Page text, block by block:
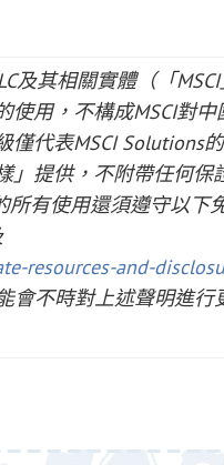
及其相關實體（「MSCI
使用，不構成MSCI對中
僅代表MSCI Solutions
」 提供，不附帶任何保
有使用還須遵守以下
resources-and-
會不時對上述聲明進行